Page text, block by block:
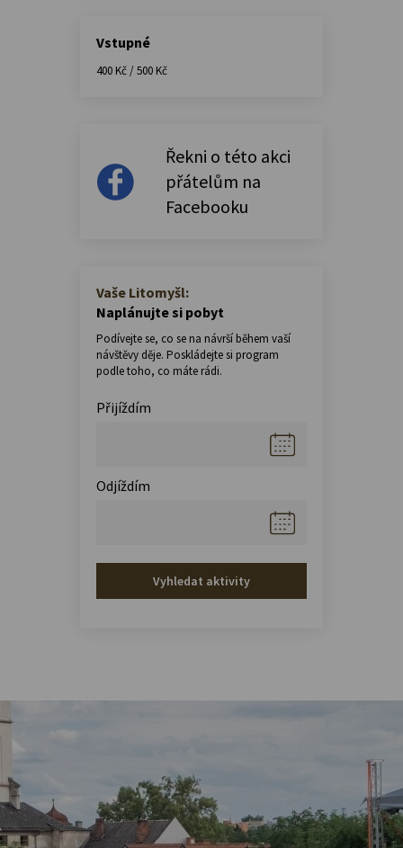
Vstupné
400 Kč / 500 Kč
Řekni o této akci
přátelům na
Facebooku
Vaše Litomyšl:
Naplánujte si pobyt
Podívejte se, co se na návrší během vaší
návštěvy děje. Poskládejte si program
podle toho, co máte rádi.
Přijíždím
Odjíždím
Vyhledat aktivity